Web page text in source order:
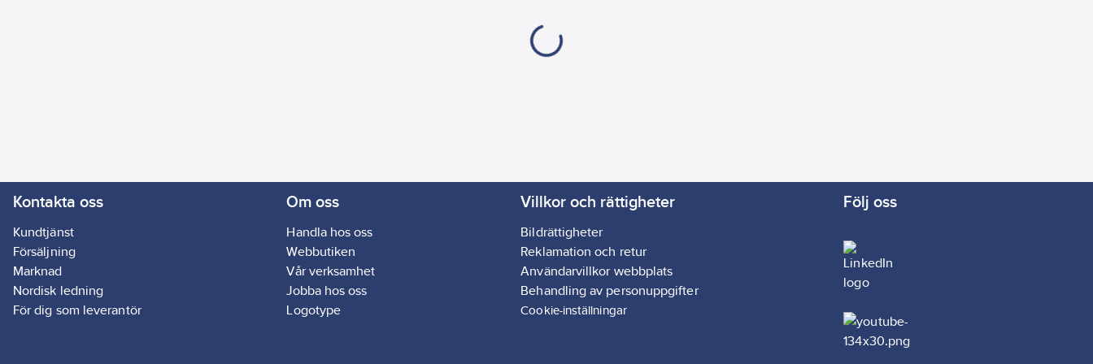
Kontakta oss
Kundtjänst
Försäljning
Marknad
Nordisk ledning
För dig som leverantör
Om oss
Handla hos oss
Webbutiken
Vår verksamhet
Jobba hos oss
Logotype
Villkor och rättigheter
Bildrättigheter
Reklamation och retur
Användarvillkor webbplats
Behandling av personuppgifter
Cookie-inställningar
Följ oss